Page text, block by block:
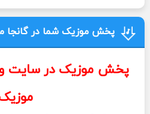
پخش موزیک شما در گانجا
پخش موزیک در سایت و